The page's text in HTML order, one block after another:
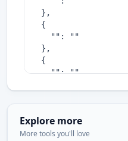
Explore more
More tools you'll love